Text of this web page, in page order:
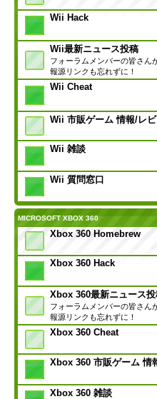
Wii Hack
Wii最新ニュース投稿
フォーラムメンバーの皆さん
報源リンクも忘れずに！
Wii Cheat
Wii 市販ゲーム 情報/レ
Wii 雑談
Wii 質問窓口
MICROSOFT XBOX 360
Xbox 360 Homebrew
Xbox 360 Hack
Xbox 360最新ニュース
フォーラムメンバーの皆さん
報源リンクも忘れずに！
Xbox 360 Cheat
Xbox 360 市販ゲーム 情
Xbox 360 雑談